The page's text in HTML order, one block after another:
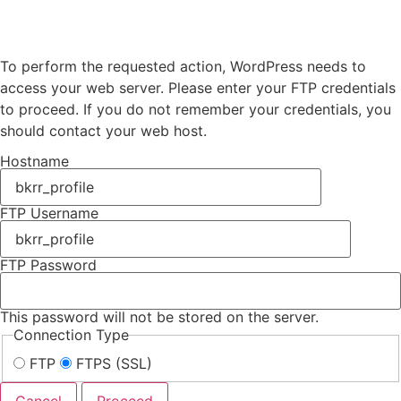
To perform the requested action, WordPress needs to
access your web server. Please enter your FTP credentials
to proceed. If you do not remember your credentials, you
should contact your web host.
Hostname
FTP Username
FTP Password
This password will not be stored on the server.
Connection Type
FTP
FTPS (SSL)